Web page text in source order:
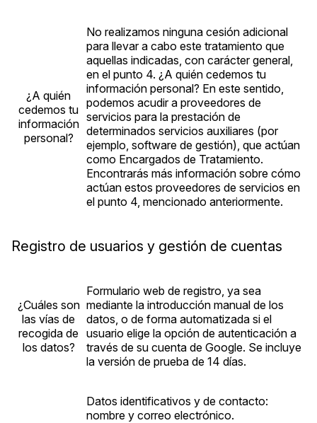
¿A quién
cedemos tu
información
personal?
No realizamos ninguna cesión adicional
para llevar a cabo este tratamiento que
aquellas indicadas, con carácter general,
en el punto 4. ¿A quién cedemos tu
información personal? En este sentido,
podemos acudir a proveedores de
servicios para la prestación de
determinados servicios auxiliares (por
ejemplo, software de gestión), que actúan
como Encargados de Tratamiento.
Encontrarás más información sobre cómo
actúan estos proveedores de servicios en
el punto 4, mencionado anteriormente.
Registro de usuarios y gestión de cuentas
¿Cuáles son
las vías de
recogida de
los datos?
Formulario web de registro, ya sea
mediante la introducción manual de los
datos, o de forma automatizada si el
usuario elige la opción de autenticación a
través de su cuenta de Google. Se incluye
la versión de prueba de 14 días.
Datos identificativos y de contacto:
nombre y correo electrónico.